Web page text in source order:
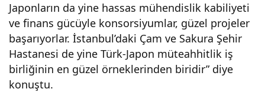
Japonların da yine hassas mühendislik kabiliyeti
ve finans gücüyle konsorsiyumlar, güzel projeler
başarıyorlar. İstanbul’daki Çam ve Sakura Şehir
Hastanesi de yine Türk-Japon müteahhitlik iş
birliğinin en güzel örneklerinden biridir” diye
konuştu.